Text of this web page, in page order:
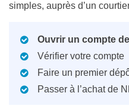
simples, auprès d’un
Ouvrir un compte
Vérifier votre compte
Faire un premier
Passer à l’achat de